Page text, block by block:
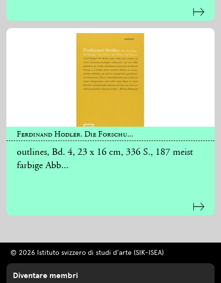
Ferdinand Hodler. Die Forschu...
outlines, Bd. 4, 23 x 16 cm, 336 S., 187 meist
farbige Abb...
© 2026 Istituto svizzero di studi d'arte (SIK-ISEA)
Diventare membri